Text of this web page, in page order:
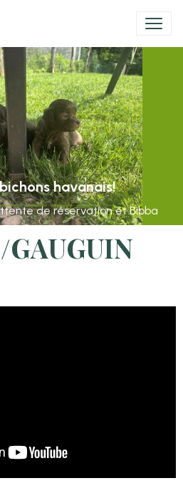
havanais!
de réservation et Bibba